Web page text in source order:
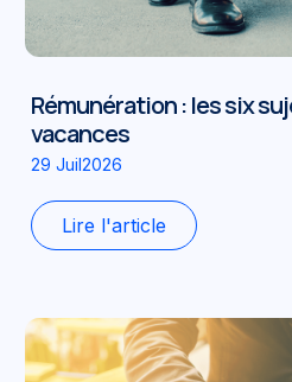
Rémunération : les six
vacances
29 Juil2026
Lire l'article